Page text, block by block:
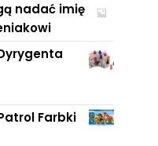
nadać imię
Farbki